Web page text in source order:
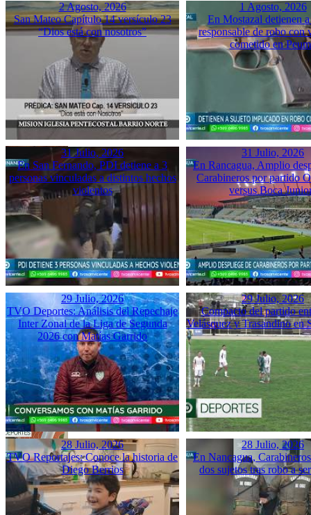
2 Agosto, 2026
San Mateo Capítulo 14 versículo 23
“Dios está con nosotros”
1 Agosto, 2026
En Mostazal detienen
responsable de robo con
cometido en
31 Julio, 2026
En San Fernando, PDI detiene a 3
personas vinculadas a distintos hechos
violentos
31 Julio, 2026
En Rancagua, Amplio
Carabineros por partido
versus Boca
29 Julio, 2026
TVO Deportes: Análisis del Repechaje
Inter Zonal de la Liga de Segunda
2026 con Matías Garrido
29 Julio, 2026
Compacto del partido
Velásquez y Trasandino en
28 Julio, 2026
TVO Reportajes: Conoce la historia de
Diego Berrios
28 Julio, 2026
En Nancagua,
dos sujetos tras robo a